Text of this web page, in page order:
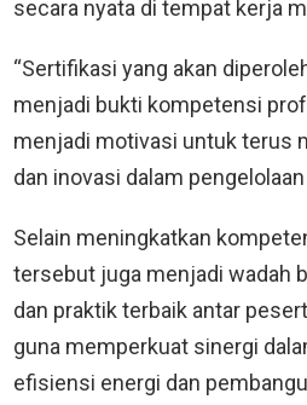
secara nyata di tempat kerja
“Sertifikasi yang akan
menjadi bukti kompetensi
menjadi motivasi untuk terus
dan inovasi dalam pengelolaan
Selain meningkatkan
tersebut juga menjadi wadah
dan praktik terbaik antar
guna memperkuat sinergi
efisiensi energi dan